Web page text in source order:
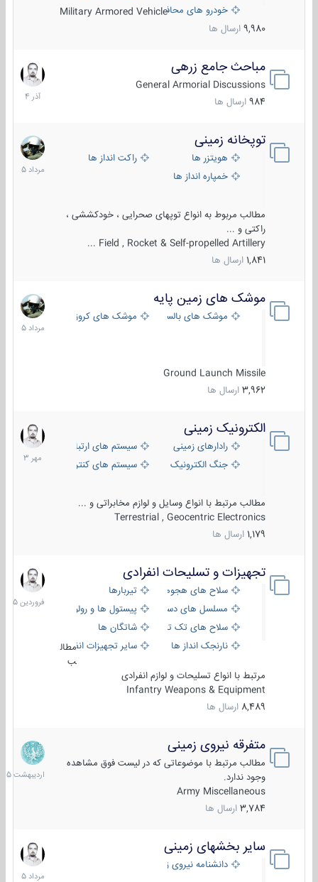
خودرو های محافظت شدهMilitary Armored Vehicle
9,980 ارسال ها
مباحث جامع زرهی
General Armorial Discussions
984 ارسال ها
7
آذر
1404
توپخانه زمینی
هویتزر ها
راکت انداز ها
خمپاره انداز ها
مطالب مربوط به انواع توپهای صحرایی ، خودکششی ،
راکتی و ...
Field , Rocket & Self-propelled Artillery ...
1,841 ارسال ها
9
مرداد
1405
موشک های زمین پایه
موشک های بالستیک موشک های کروز
Ground Launch Missile
3,962 ارسال ها
2
مرداد
1405
الکترونیک زمینی
رادارهای زمینی
سیستم های ارتباطی و جمع آوری
جنگ الکترونیک
سیستم های کنترل آتش و تجهیزات
مطالب مرتبط با انواع وسایل و لوازم مخابراتی و ...
Terrestrial , Geocentric Electronics
1,179 ارسال ها
1
مهر
1403
تجهیزات و تسلیحات انفرادی
سلاح های هجومی
تیربارها
مسلسل های دستی
پیستول ها و رولورها
سلاح های تک تیر اندازیشاتگان ها
نارنجک انداز ها
سایر تجهیزات انفرادی
مطال
ب
مرتبط با انواع تسلیحات و لوازم انفرادی
Infantry Weapons & Equipment
8,489 ارسال ها
17
فروردین
1405
متفرقه نیروی زمینی
مطالب مرتبط با موضوعاتی که در لیست فوق مشاهده
وجود ندارد.
Army Miscellaneous
3,784 ارسال ها
27
1405
سایر بخشهای زمینی
دانشنامه نیروی زمینی
9
مرداد
1405